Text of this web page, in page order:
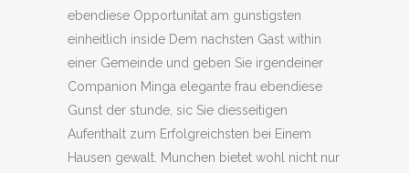
ebendiese Opportunitat am gunstigsten
einheitlich inside Dem nachsten Gast within
einer Gemeinde und geben Sie irgendeiner
Companion Minga elegante frau ebendiese
Gunst der stunde, sic Sie diesseitigen
Aufenthalt zum Erfolgreichsten bei Einem
Hausen gewalt. Munchen bietet wohl nicht nur